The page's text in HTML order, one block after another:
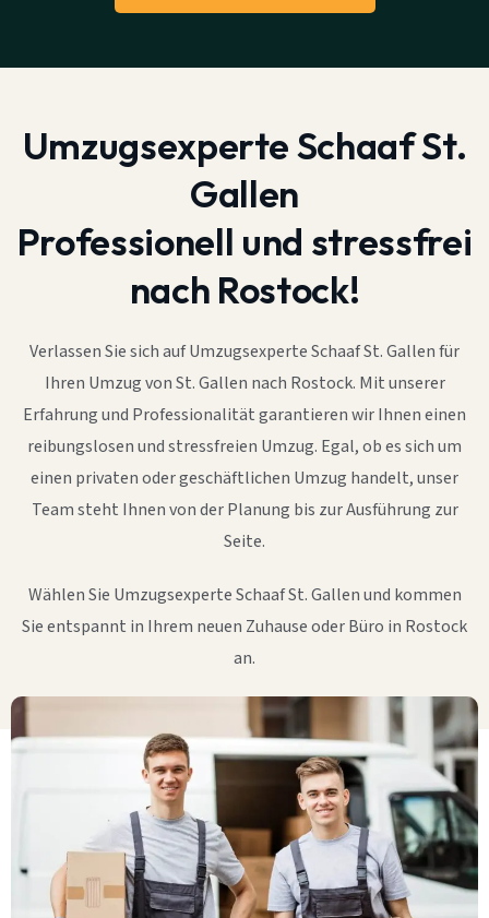
Umzugsexperte Schaaf St.
Gallen
Professionell und stressfrei
nach Rostock!
Verlassen Sie sich auf Umzugsexperte Schaaf St. Gallen für
Ihren Umzug von St. Gallen nach Rostock. Mit unserer
Erfahrung und Professionalität garantieren wir Ihnen einen
reibungslosen und stressfreien Umzug. Egal, ob es sich um
einen privaten oder geschäftlichen Umzug handelt, unser
Team steht Ihnen von der Planung bis zur Ausführung zur
Seite.
Wählen Sie Umzugsexperte Schaaf St. Gallen und kommen
Sie entspannt in Ihrem neuen Zuhause oder Büro in Rostock
an.